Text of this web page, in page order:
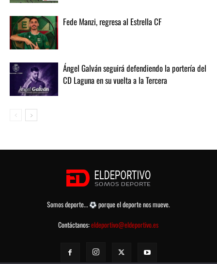
Fede Manzi, regresa al Estrella CF
Ángel Galván seguirá defendiendo la portería del
CD Laguna en su vuelta a la Tercera
Somos deporte...
porque el deporte nos mueve.
Contáctanos:eldeportivo@eldeportivo.es